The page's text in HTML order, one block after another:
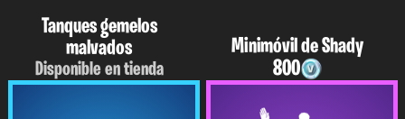
Tanques gemelos
malvados
Disponible en tienda
Minimóvil de Shady
800